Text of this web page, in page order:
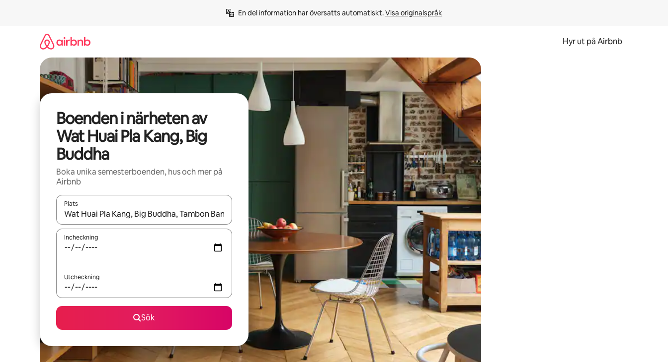
En del information har översatts automatiskt. Visa originalspråk
Hyr ut på Airbnb
Boenden i närheten av
Wat Huai Pla Kang, Big
Buddha
Boka unika semesterboenden, hus och mer på
Airbnb
Plats
När resultaten är tillgängliga kan du navigera med upp- och nedåtpilarna eller utforska genom att trycka eller svepa.
Incheckning
Utcheckning
Sök